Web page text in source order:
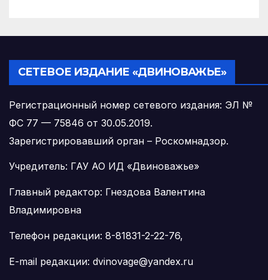
СЕТЕВОЕ ИЗДАНИЕ «ДВИНОВАЖЬЕ»
Регистрационный номер сетевого издания: ЭЛ №
ФС 77 — 75846 от 30.05.2019.
Зарегистрировавший орган – Роскомнадзор.
Учредитель: ГАУ АО ИД «Двиноважье»
Главный редактор: Гнездова Валентина
Владимировна
Телефон редакции: 8-81831-2-22-76,
E-mail редакции: dvinovage@yandex.ru